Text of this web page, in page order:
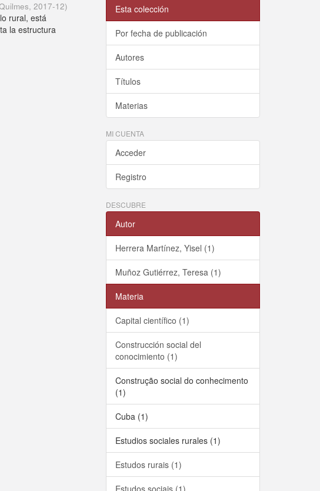
,2017-12)
rural, está
la estructura
Esta colección
Por fecha de publicación
Autores
Títulos
Materias
MI CUENTA
Acceder
Registro
DESCUBRE
Autor
Herrera Martínez, Yisel (1)
Muñoz Gutiérrez, Teresa (1)
Materia
Capital científico (1)
Construcción social del
conocimiento (1)
Construção social do conhecimento
(1)
Cuba (1)
Estudios sociales rurales (1)
Estudos rurais (1)
Estudos sociais (1)